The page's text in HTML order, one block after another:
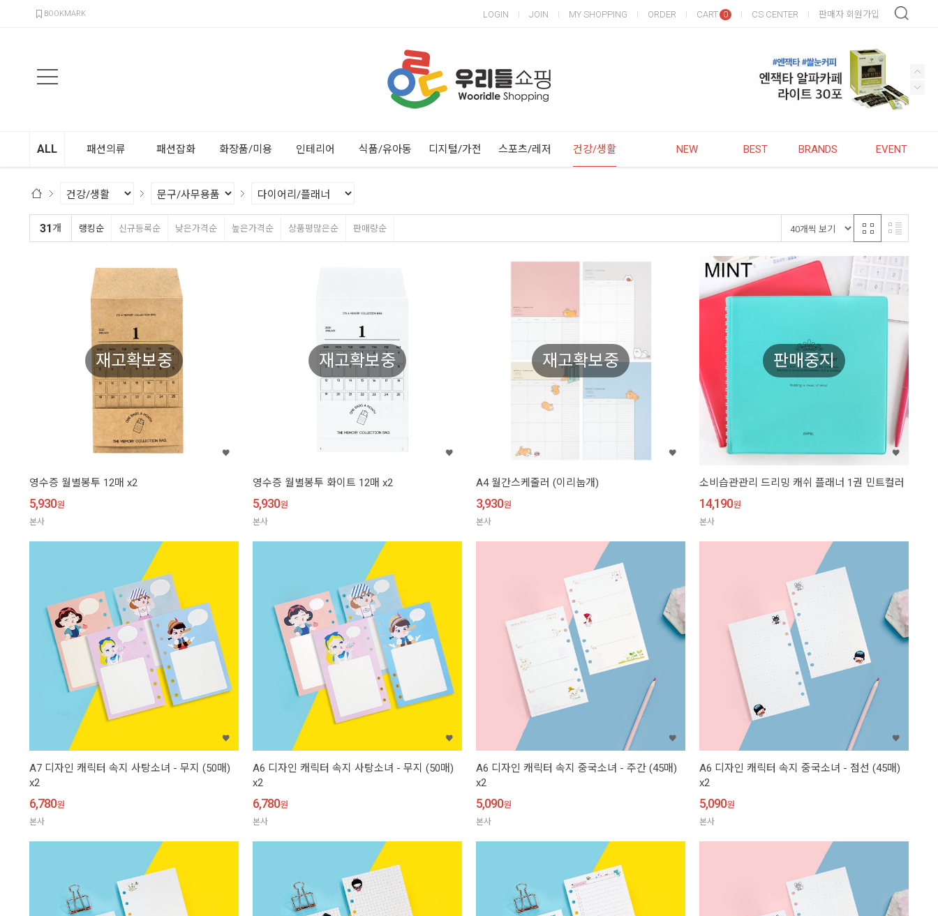
BOOKMARK LOGIN JOIN MY SHOPPING ORDER CART 0 CS CENTER 판매자 회원가입
ALL 패션의류 패션잡화 화장품/미용 인테리어 식품/유아동 디지털/가전 스포츠/레저 건강/생활 NEW BEST BRANDS EVENT
31개 랭킹순 신규등록순 낮은가격순 높은가격순 상품평많은순 판매량순
재고확보중
영수증 월별봉투 12매 x2
5,930원
본사
재고확보중
영수증 월별봉투 화이트 12매 x2
5,930원
본사
재고확보중
A4 월간스케줄러 (이리눕개)
3,930원
본사
판매중지
소비습관관리 드리밍 캐쉬 플래너 1권 민트컬러
14,190원
본사
A7 디자인 캐릭터 속지 사탕소녀 - 무지 (50매)
x2
6,780원
본사
A6 디자인 캐릭터 속지 사탕소녀 - 무지 (50매)
x2
6,780원
본사
A6 디자인 캐릭터 속지 중국소녀 - 주간 (45매)
x2
5,090원
본사
A6 디자인 캐릭터 속지 중국소녀 - 점선 (45매)
x2
5,090원
본사